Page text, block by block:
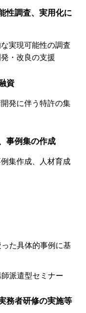
性調査、実用化に
実現可能性の調査
発・改良の支援
資
発に伴う特許の集
事例集の作成
集作成、人材育成
た具体的事例に基
師派遣型セミナー
務者研修の実施等